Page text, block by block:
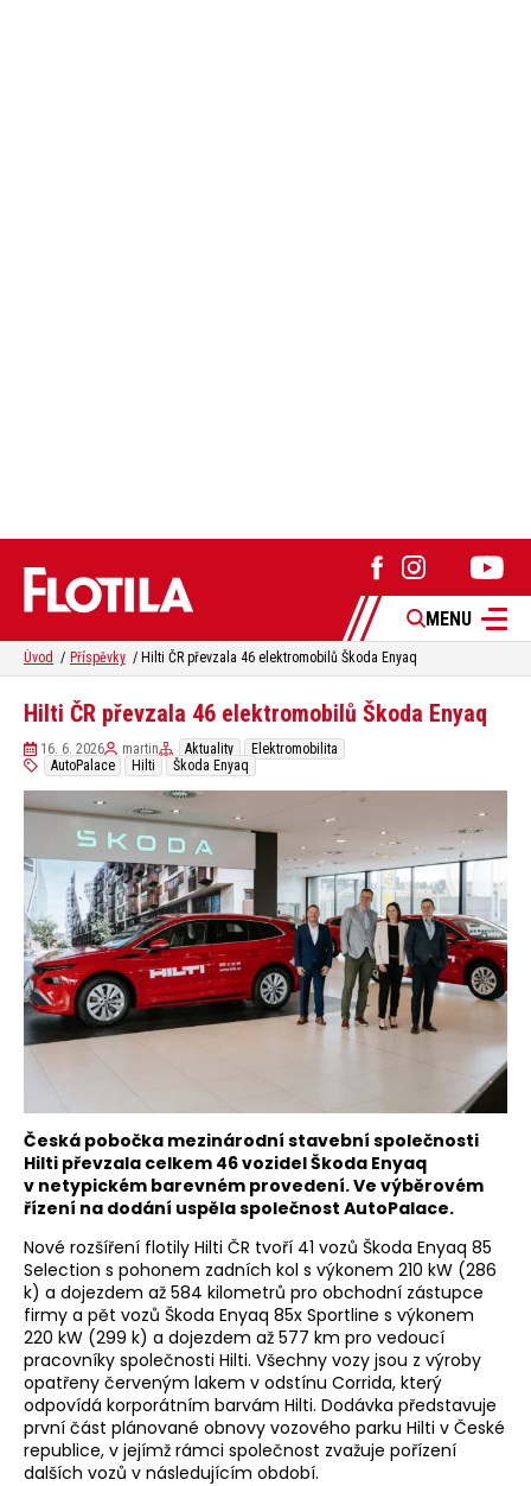
MENU
Úvod Příspěvky Hilti ČR převzala 46 elektromobilů Škoda Enyaq
Hilti ČR převzala 46 elektromobilů Škoda Enyaq
16. 6. 2026 martin Aktuality
Elektromobilita
AutoPalace
Hilti Škoda Enyaq
Česká pobočka mezinárodní stavební společnosti
Hilti převzala celkem 46 vozidel Škoda Enyaq
v netypickém barevném provedení. Ve výběrovém
řízení na dodání uspěla společnost AutoPalace.
Nové rozšíření flotily Hilti ČR tvoří 41 vozů Škoda Enyaq 85
Selection s pohonem zadních kol s výkonem 210 kW (286
k) a dojezdem až 584 kilometrů pro obchodní zástupce
firmy a pět vozů Škoda Enyaq 85x Sportline s výkonem
220 kW (299 k) a dojezdem až 577 km pro vedoucí
pracovníky společnosti Hilti. Všechny vozy jsou z výroby
opatřeny červeným lakem v odstínu Corrida, který
odpovídá korporátním barvám Hilti. Dodávka představuje
první část plánované obnovy vozového parku Hilti v České
republice, v jejímž rámci společnost zvažuje pořízení
dalších vozů v následujícím období.